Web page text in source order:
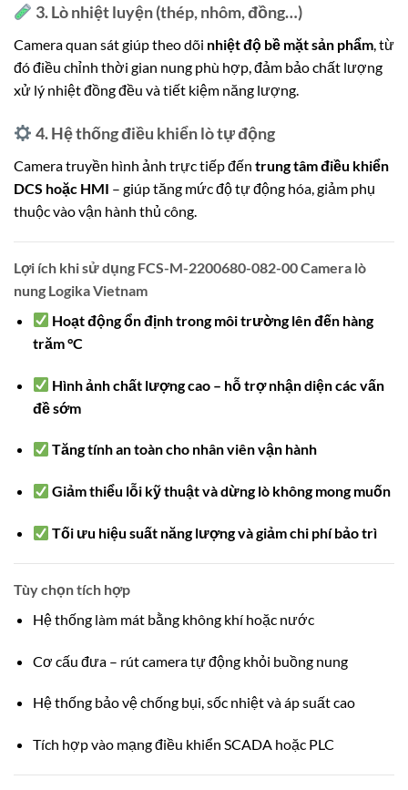
3. Lò nhiệt luyện (thép, nhôm, đồng…)
Camera quan sát giúp theo dõi nhiệt độ bề mặt sản phẩm, từ
đó điều chỉnh thời gian nung phù hợp, đảm bảo chất lượng
xử lý nhiệt đồng đều và tiết kiệm năng lượng.
4. Hệ thống điều khiển lò tự động
Camera truyền hình ảnh trực tiếp đến trung tâm điều khiển
DCS hoặc HMI – giúp tăng mức độ tự động hóa, giảm phụ
thuộc vào vận hành thủ công.
Lợi ích khi sử dụng FCS-M-2200680-082-00 Camera lò
nung Logika Vietnam
Hoạt động ổn định trong môi trường lên đến hàng
trăm °C
Hình ảnh chất lượng cao – hỗ trợ nhận diện các vấn
đề sớm
Tăng tính an toàn cho nhân viên vận hành
Giảm thiểu lỗi kỹ thuật và dừng lò không mong muốn
Tối ưu hiệu suất năng lượng và giảm chi phí bảo trì
Tùy chọn tích hợp
Hệ thống làm mát bằng không khí hoặc nước
Cơ cấu đưa – rút camera tự động khỏi buồng nung
Hệ thống bảo vệ chống bụi, sốc nhiệt và áp suất cao
Tích hợp vào mạng điều khiển SCADA hoặc PLC